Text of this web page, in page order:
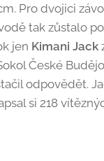
Pro dvojici
tak zůstalo
jen Kimani Jack
České
odpovědět.
si 218